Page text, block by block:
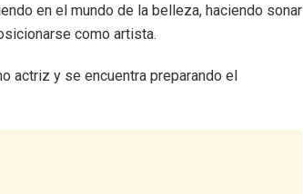
en el mundo de la belleza, haciendo sonar
como artista.
actriz y se encuentra preparando el